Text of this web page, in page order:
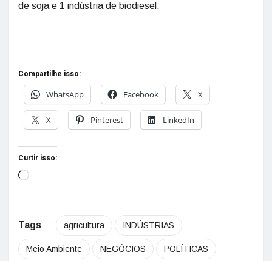
de soja e 1 indústria de biodiesel.
Compartilhe isso:
WhatsApp
Facebook X
X Pinterest LinkedIn
Curtir isso:
Tags : agricultura INDÚSTRIAS
Meio Ambiente NEGÓCIOS POLÍTICAS